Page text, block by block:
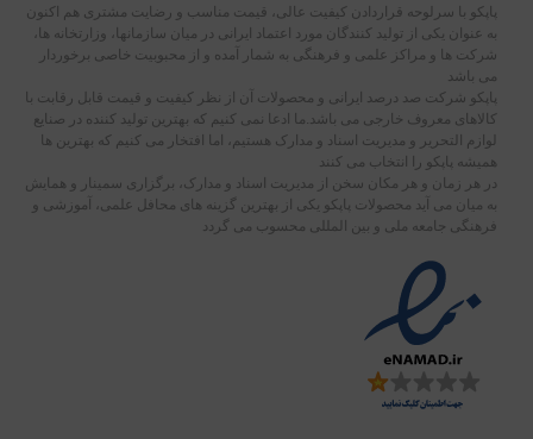
پاپکو با سرلوحه قراردادن کیفیت عالی، قیمت مناسب و رضایت مشتری هم اکنون
به عنوان یکی از تولید کنندگان مورد اعتماد ایرانی در میان سازمانها، وزارتخانه ها،
شرکت ها و مراکز علمی و فرهنگی به شمار آمده و از محبوبیت خاصی برخوردار
می باشد
پاپکو شرکت صد درصد ایرانی و محصولات آن از نظر کیفیت و قیمت قابل رقابت با
کالاهای معروف خارجی می باشد.ما ادعا نمی کنیم که بهترین تولید کننده در صنایع
لوازم التحریر و مدیریت اسناد و مدارک هستیم، اما افتخار می کنیم که بهترین ها
همیشه پاپکو را انتخاب می کنند
در هر زمان و هر مکان سخن از مدیریت اسناد و مدارک، برگزاری سمینار و همایش
به میان می آید محصولات پاپکو یکی از بهترین گزینه های محافل علمی، آموزشی و
فرهنگی جامعه ملی و بین المللی محسوب می گردد